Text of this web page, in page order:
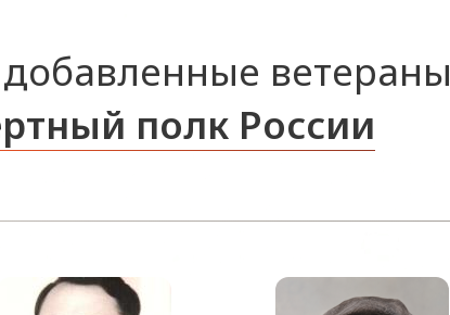
ветераны
полк России